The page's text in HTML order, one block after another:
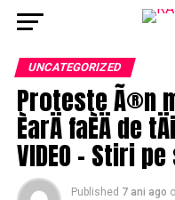
UNCATEGORIZED
Proteste Ã®n
ÈarÄ faÈÄ
VIDEO – Stiri
Published 7 ani ago